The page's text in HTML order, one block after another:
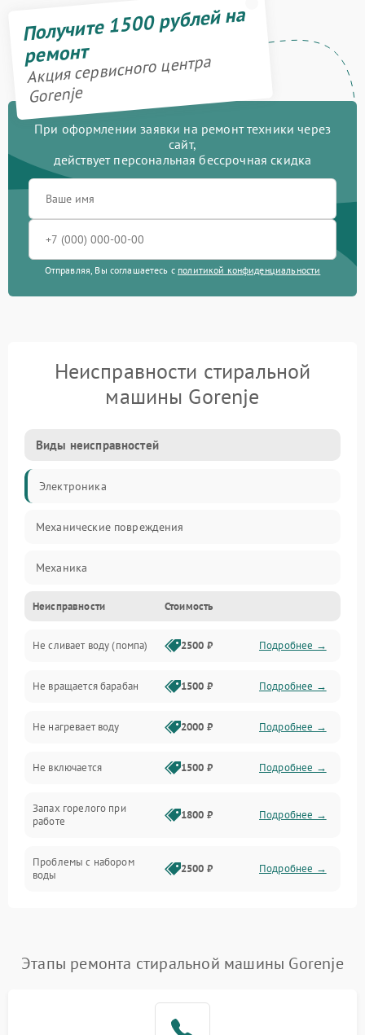
Получите 1500 рублей на
ремонт
Акция сервисного центра
Gorenje
При оформлении заявки на ремонт техники через
сайт,
действует персональная бессрочная скидка
Отправляя, Вы соглашаетесь с политикой конфиденциальности
Неисправности стиральной
машины Gorenje
Виды неисправностей
Электроника
Механические повреждения
Механика
Электропитание
Водоснабжение
Слив
Программное обеспечение
Неисправности Стоимость
Не сливает воду (помпа) 2500 ₽ Подробнее →
Не вращается барабан 1500 ₽ Подробнее →
Не нагревает воду 2000 ₽ Подробнее →
Не включается 1500 ₽ Подробнее →
Запах горелого при
работе
1800 ₽ Подробнее →
Проблемы с набором
воды
2500 ₽ Подробнее →
Подробнее →
Этапы ремонта стиральной машины Gorenje